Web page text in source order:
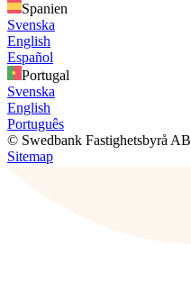
Spanien
Svenska
English
Español
Portugal
Svenska
English
Português
© Swedbank Fastighetsbyrå AB
Sitemap